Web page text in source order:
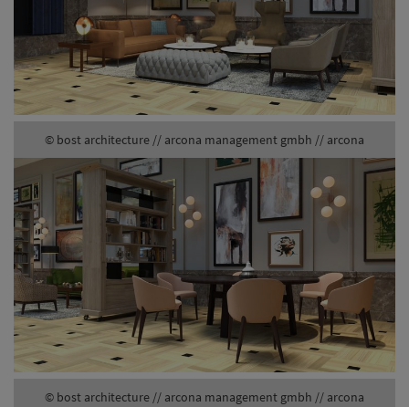
© bost architecture // arcona management gmbh // arcona
© bost architecture // arcona management gmbh // arcona